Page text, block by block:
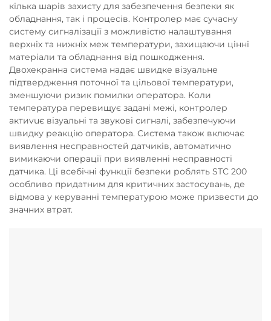
кілька шарів захисту для забезпечення безпеки як
обладнання, так і процесів. Контролер має сучасну
систему сигналізації з можливістю налаштування
верхніх та нижніх меж температури, захищаючи цінні
матеріали та обладнання від пошкодження.
Двохекранна система надає швидке візуальне
підтвердження поточної та цільової температури,
зменшуючи ризик помилки оператора. Коли
температура перевищує задані межі, контролер
актиvuє візуальні та звукові сигналі, забезпечуючи
швидку реакцію оператора. Система також включає
виявлення несправностей датчиків, автоматично
вимикаючи операції при виявленні несправності
датчика. Ці всебічні функції безпеки роблять STC 200
особливо придатним для критичних застосувань, де
відмова у керуванні температурою може призвести до
значних втрат.